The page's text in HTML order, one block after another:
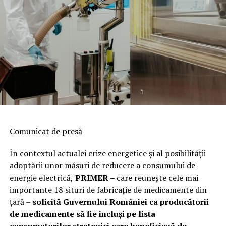
Comunicat de presă
În contextul actualei crize energetice și al posibilității
adoptării unor măsuri de reducere a consumului de
energie electrică, PRIMER – care reuneşte cele mai
importante 18 situri de fabricaţie de medicamente din
ţară – solicită Guvernului României ca producătorii
de medicamente să fie incluși pe lista